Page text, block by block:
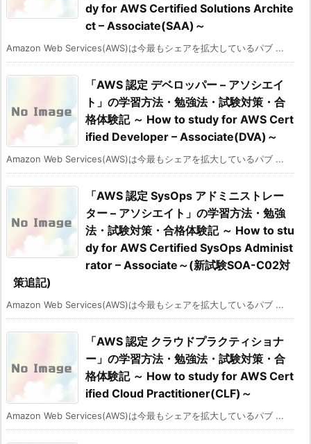
dy for AWS Certified Solutions Archite
ct – Associate(SAA)～
Amazon Web Services(AWS)は今最もシェアを拡大しているパブ ...
「AWS 認定 デベロッパー – アソシエイ
ト」の学習方法・勉強法・試験対策・合
格体験記 ～ How to study for AWS Cert
ified Developer – Associate(DVA)～
Amazon Web Services(AWS)は今最もシェアを拡大しているパブ ...
「AWS 認定 SysOps アドミニストレー
ター – アソシエイト」の学習方法・勉強
法・試験対策・合格体験記 ～ How to stu
dy for AWS Certified SysOps Administ
rator – Associate～(新試験SOA-C02対
策追記)
Amazon Web Services(AWS)は今最もシェアを拡大しているパブ ...
「AWS 認定 クラウドプラクティショナ
ー」の学習方法・勉強法・試験対策・合
格体験記 ～ How to study for AWS Cert
ified Cloud Practitioner(CLF)～
Amazon Web Services(AWS)は今最もシェアを拡大しているパブ ...